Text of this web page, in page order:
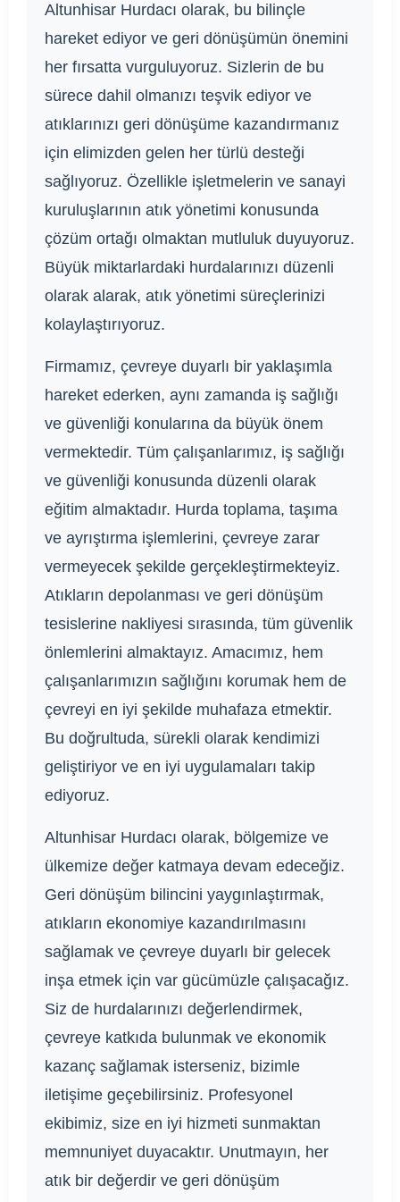
Altunhisar Hurdacı olarak, bu bilinçle
hareket ediyor ve geri dönüşümün önemini
her fırsatta vurguluyoruz. Sizlerin de bu
sürece dahil olmanızı teşvik ediyor ve
atıklarınızı geri dönüşüme kazandırmanız
için elimizden gelen her türlü desteği
sağlıyoruz. Özellikle işletmelerin ve sanayi
kuruluşlarının atık yönetimi konusunda
çözüm ortağı olmaktan mutluluk duyuyoruz.
Büyük miktarlardaki hurdalarınızı düzenli
olarak alarak, atık yönetimi süreçlerinizi
kolaylaştırıyoruz.
Firmamız, çevreye duyarlı bir yaklaşımla
hareket ederken, aynı zamanda iş sağlığı
ve güvenliği konularına da büyük önem
vermektedir. Tüm çalışanlarımız, iş sağlığı
ve güvenliği konusunda düzenli olarak
eğitim almaktadır. Hurda toplama, taşıma
ve ayrıştırma işlemlerini, çevreye zarar
vermeyecek şekilde gerçekleştirmekteyiz.
Atıkların depolanması ve geri dönüşüm
tesislerine nakliyesi sırasında, tüm güvenlik
önlemlerini almaktayız. Amacımız, hem
çalışanlarımızın sağlığını korumak hem de
çevreyi en iyi şekilde muhafaza etmektir.
Bu doğrultuda, sürekli olarak kendimizi
geliştiriyor ve en iyi uygulamaları takip
ediyoruz.
Altunhisar Hurdacı olarak, bölgemize ve
ülkemize değer katmaya devam edeceğiz.
Geri dönüşüm bilincini yaygınlaştırmak,
atıkların ekonomiye kazandırılmasını
sağlamak ve çevreye duyarlı bir gelecek
inşa etmek için var gücümüzle çalışacağız.
Siz de hurdalarınızı değerlendirmek,
çevreye katkıda bulunmak ve ekonomik
kazanç sağlamak isterseniz, bizimle
iletişime geçebilirsiniz. Profesyonel
ekibimiz, size en iyi hizmeti sunmaktan
memnuniyet duyacaktır. Unutmayın, her
atık bir değerdir ve geri dönüşüm